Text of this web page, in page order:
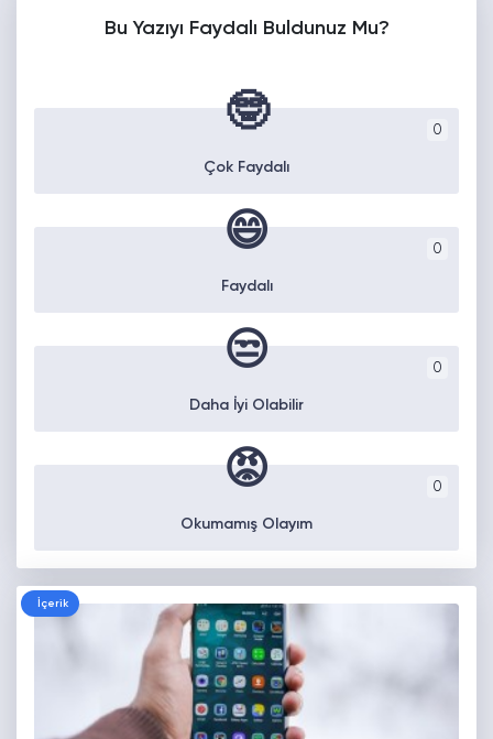
Bu Yazıyı Faydalı Buldunuz Mu?
0
🤓
Çok Faydalı
0
😄
Faydalı
0
😒
Daha İyi Olabilir
0
😡
Okumamış Olayım
İçerik